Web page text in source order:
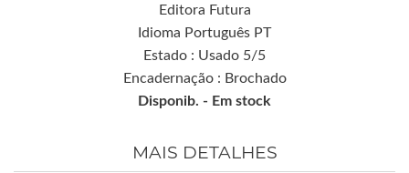
Editora Futura
Idioma Português PT
Estado : Usado 5/5
Encadernação : Brochado
Disponib. - Em stock
MAIS DETALHES